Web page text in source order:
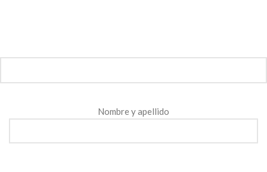
Nombre y apellido